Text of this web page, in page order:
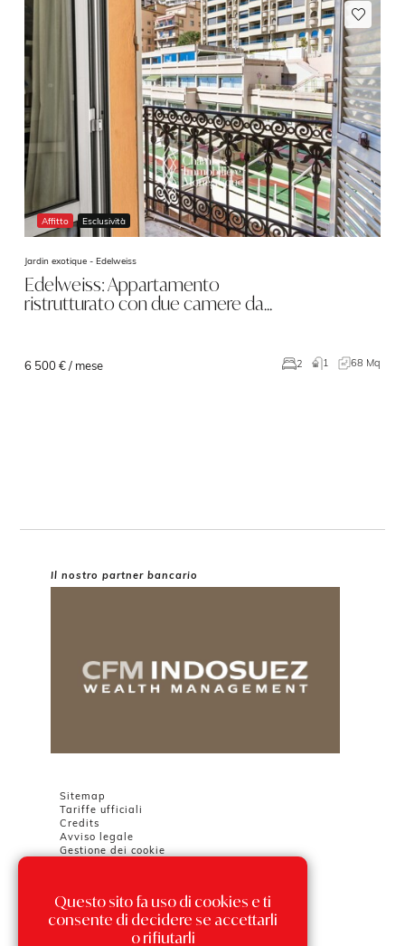
Affitto Esclusività
Jardin exotique - Edelweiss
Edelweiss: Appartamento
ristrutturato con due camere da…
6 500 € / mese 2 1 68 Mq
Il nostro partner bancario
Sitemap
Tariffe ufficiali
Credits
Avviso legale
Gestione dei cookie
Chambre Immobilière Monégasque
Tour Odéon
36 avenue de l'Annonciade
98000 MONACO
Questo sito fa uso di cookies e ti
consente di decidere se accettarli
o rifiutarli